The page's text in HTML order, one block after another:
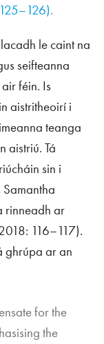
.
le caint na
seifteanna
féin. Is
aistritheoirí i
teanga
aistriú. Tá
sin i
rinneadh ar
116–117).
ghrúpa ar an
for the
the